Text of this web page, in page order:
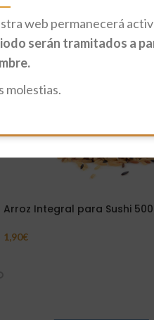
web permanecerá
serán tramitados a
molestias.
AGO
Arroz Integral para Sushi
1,90€